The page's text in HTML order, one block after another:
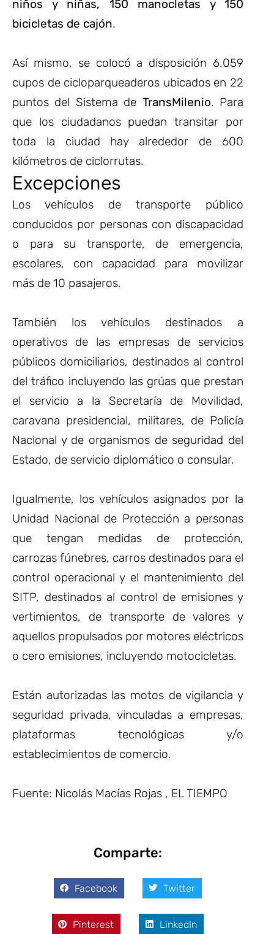
niños y niñas, 150 manocletas y 150
bicicletas de cajón.
Así mismo, se colocó a disposición 6.059
cupos de cicloparqueaderos ubicados en 22
puntos del Sistema de TransMilenio. Para
que los ciudadanos puedan transitar por
toda la ciudad hay alrededor de 600
kilómetros de ciclorrutas.
Excepciones
Los vehículos de transporte público
conducidos por personas con discapacidad
o para su transporte, de emergencia,
escolares, con capacidad para movilizar
más de 10 pasajeros.
También los vehículos destinados a
operativos de las empresas de servicios
públicos domiciliarios, destinados al control
del tráfico incluyendo las grúas que prestan
el servicio a la Secretaría de Movilidad,
caravana presidencial, militares, de Policía
Nacional y de organismos de seguridad del
Estado, de servicio diplomático o consular.
Igualmente, los vehículos asignados por la
Unidad Nacional de Protección a personas
que tengan medidas de protección,
carrozas fúnebres, carros destinados para el
control operacional y el mantenimiento del
SITP, destinados al control de emisiones y
vertimientos, de transporte de valores y
aquellos propulsados por motores eléctricos
o cero emisiones, incluyendo motocicletas.
Están autorizadas las motos de vigilancia y
seguridad privada, vinculadas a empresas,
plataformas tecnológicas y/o
establecimientos de comercio.
Fuente: Nicolás Macías Rojas , EL TIEMPO
Comparte:
Facebook Twitter
Pinterest LinkedIn